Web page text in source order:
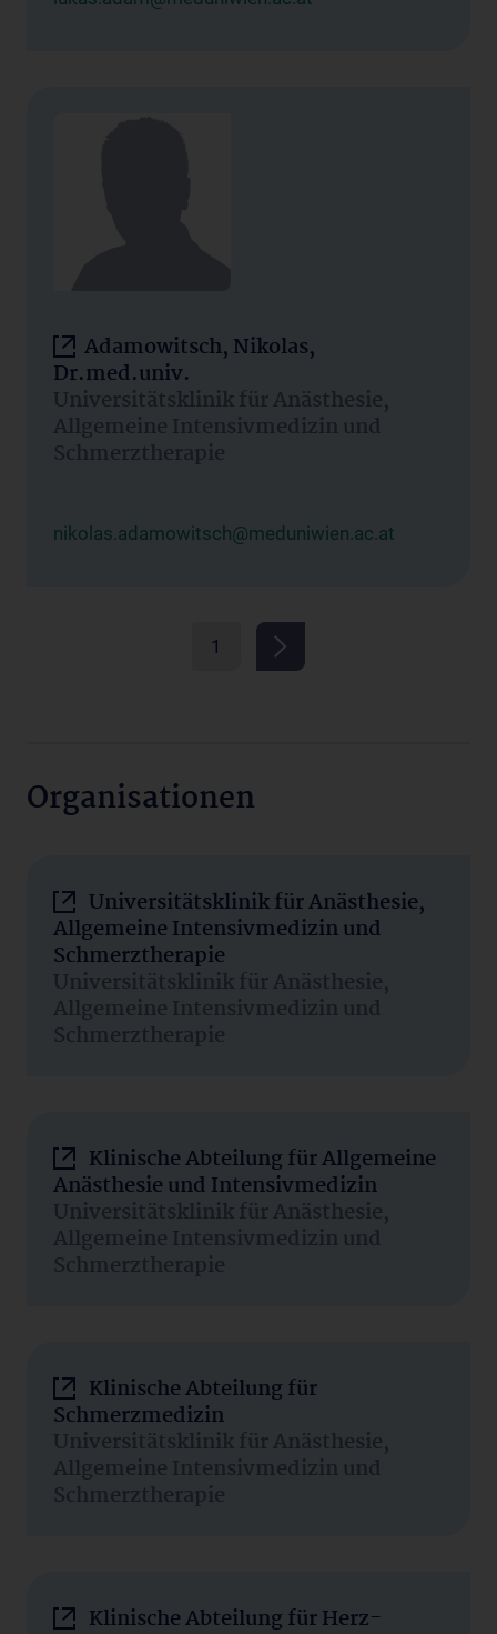
Adamowitsch, Nikolas,
Dr.med.univ.
Universitätsklinik für Anästhesie,
Allgemeine Intensivmedizin und
Schmerztherapie
nikolas.adamowitsch@meduniwien.ac.at
1
Organisationen
Universitätsklinik für Anästhesie,
Allgemeine Intensivmedizin und
Schmerztherapie
Universitätsklinik für Anästhesie,
Allgemeine Intensivmedizin und
Schmerztherapie
Klinische Abteilung für Allgemeine
Anästhesie und Intensivmedizin
Universitätsklinik für Anästhesie,
Allgemeine Intensivmedizin und
Schmerztherapie
Klinische Abteilung für
Schmerzmedizin
Universitätsklinik für Anästhesie,
Allgemeine Intensivmedizin und
Schmerztherapie
Klinische Abteilung für Herz-